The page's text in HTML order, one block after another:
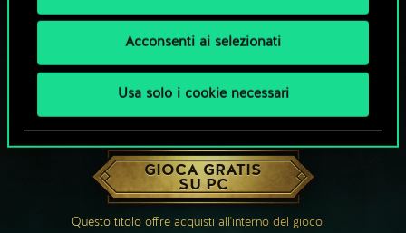
Acconsenti ai selezionati
Usa solo i cookie necessari
CHE NE DICI DI UNA PARTITA A GWENT?
GIOCA GRATIS
SU PC
Questo titolo offre acquisti all'interno del gioco.